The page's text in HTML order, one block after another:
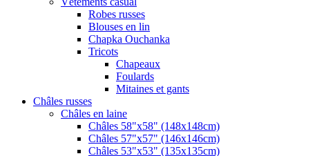
Robes russes
Blouses en lin
Chapka Ouchanka
Tricots
Chapeaux
Foulards
Mitaines et gants
Châles russes
Châles en laine
Châles 58"x58" (148x148cm)
Châles 57"x57" (146x146cm)
Châles 53"x53" (135x135cm)